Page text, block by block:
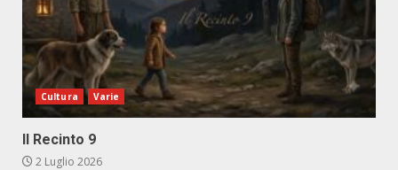
Cultura Varie
Il Recinto 9
2 Luglio 2026